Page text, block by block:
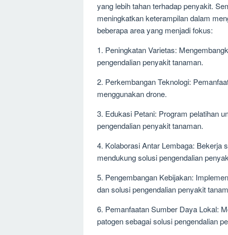
yang lebih tahan terhadap penyakit.
meningkatkan keterampilan dalam
beberapa area yang menjadi fokus:
1. Peningkatan Varietas:
pengendalian penyakit tanaman.
2. Perkembangan Teknologi:
menggunakan drone.
3. Edukasi Petani: Program pelatihan
pengendalian penyakit tanaman.
4. Kolaborasi Antar Lembaga: Bekerja
mendukung solusi pengendalian
5. Pengembangan Kebijakan:
dan solusi pengendalian penyakit
6. Pemanfaatan Sumber Daya Lokal:
patogen sebagai solusi pengendalian